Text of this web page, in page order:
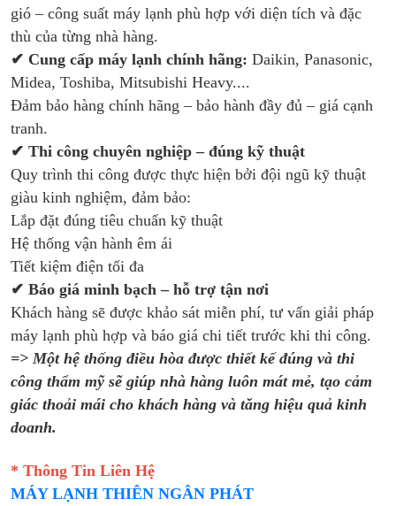
gió – công suất máy lạnh phù hợp với diện tích và đặc
thù của từng nhà hàng.
✔ Cung cấp máy lạnh chính hãng: Daikin, Panasonic,
Midea, Toshiba, Mitsubishi Heavy....
Đảm bảo hàng chính hãng – bảo hành đầy đủ – giá cạnh
tranh.
✔ Thi công chuyên nghiệp – đúng kỹ thuật
Quy trình thi công được thực hiện bởi đội ngũ kỹ thuật
giàu kinh nghiệm, đảm bảo:
Lắp đặt đúng tiêu chuẩn kỹ thuật
Hệ thống vận hành êm ái
Tiết kiệm điện tối đa
✔ Báo giá minh bạch – hỗ trợ tận nơi
Khách hàng sẽ được khảo sát miễn phí, tư vấn giải pháp
máy lạnh phù hợp và báo giá chi tiết trước khi thi công.
=> Một hệ thống điều hòa được thiết kế đúng và thi
công thẩm mỹ sẽ giúp nhà hàng luôn mát mẻ, tạo cảm
giác thoải mái cho khách hàng và tăng hiệu quả kinh
doanh.
* Thông Tin Liên Hệ
MÁY LẠNH THIÊN NGÂN PHÁT